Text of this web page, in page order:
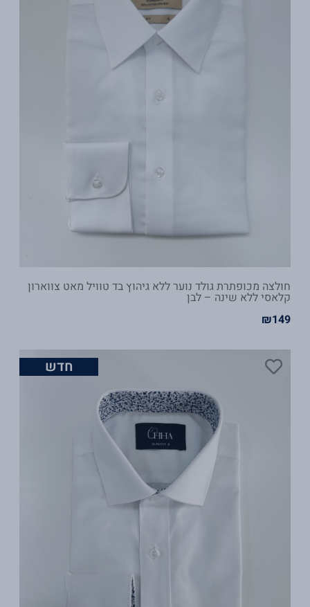
חולצה מכופתרת גולד נוער ללא גיהוץ בד טוויל מאט צווארון
קלאסי ללא שינה – לבן
₪149
חדש